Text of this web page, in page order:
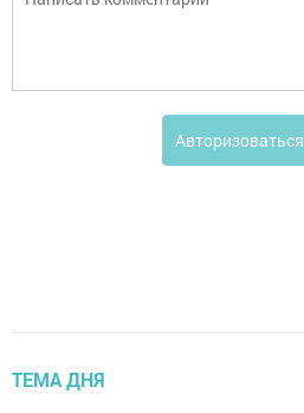
Авторизоваться
ТЕМА ДНЯ